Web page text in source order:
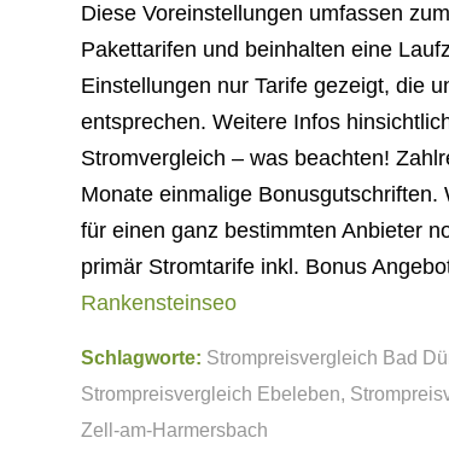
Diese Voreinstellungen umfassen
Pakettarifen und beinhalten eine
Einstellungen nur Tarife gezeigt, die
entsprechen. Weitere Infos
Stromvergleich – was beachten!
Monate einmalige Bonusgutschriften.
für einen ganz bestimmten Anbieter
primär Stromtarife inkl. Bonus
Rankensteinseo
Schlagworte: Strompreisvergleich Bad
Strompreisvergleich Ebeleben,
Zell-am-Harmersbach